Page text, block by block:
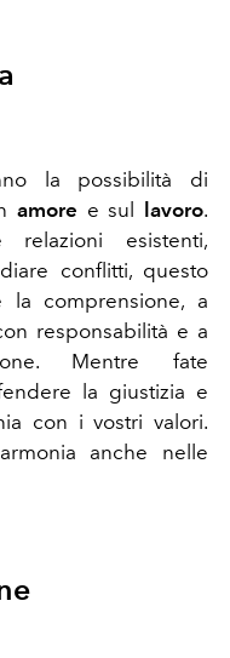
la possibilità di
amore e sul lavoro.
esistenti,
conflitti, questo
la comprensione, a
responsabilità e a
Mentre fate
la giustizia e
con i vostri valori.
anche nelle